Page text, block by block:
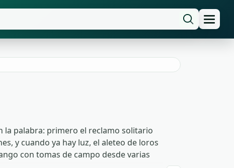
la palabra: primero el reclamo solitario
y cuando ya hay luz, el aleteo de loros
con tomas de campo desde varias